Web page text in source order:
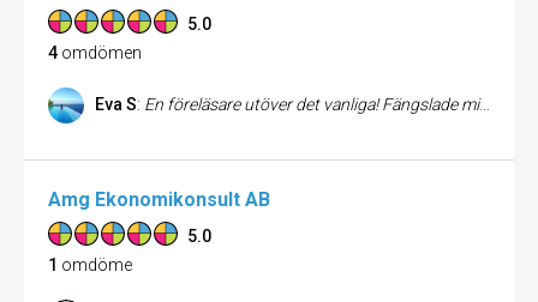
5.0
4 omdömen
Eva S: En föreläsare utöver det vanliga! Fängslade mig från första stund. Det är första gången jag upplevt att föreläsningen/tiden (tre timmar) flög iväg. Hon har sådan utstrålning och pondus. Är proffsig, kunnig, intressant och rolig. Vad föreläsningen handlade om? Värdegrund och attityder inom arbetslivet.
Amg Ekonomikonsult AB
5.0
1 omdöme